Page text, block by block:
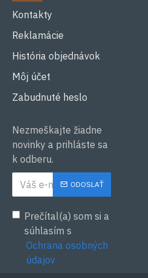
Kontakty
Reklamácie
História objednávok
Môj účet
Zabudnuté heslo
Nezmeškajte žiadne
novinky a prihláste sa
k odberu.
ODOSLAŤ
Prečítal(a) som si a
súhlasím s
Ochrana osobných
údajov